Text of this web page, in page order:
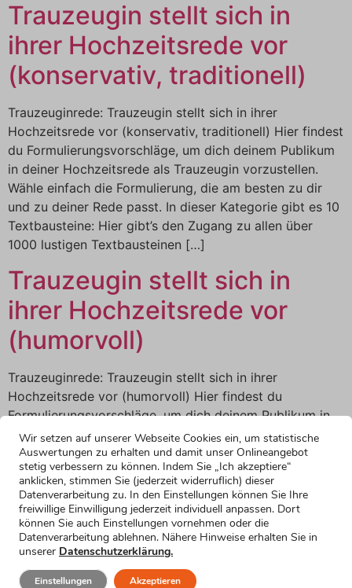
Trauzeugin stellt sich in
ihrer Hochzeitsrede vor
(konservativ, traditionell)
Trauzeuginrede: Trauzeugin stellt sich in ihrer
Hochzeitsrede vor (konservativ, traditionell) Hier findest
du Formulierungsvorschläge, um dich deinem Publikum
in deiner Hochzeitsrede als Trauzeugin vorzustellen.
Wähle einfach die Formulierung, die am besten zu dir
und zu deiner Rede passt. In dieser Kategorie gibt es 10
Textbausteine: Hier gibt’s den Zugang zu allen über
1000 lustigen Textbausteinen […]
Trauzeugin stellt sich in
ihrer Hochzeitsrede vor
(humorvoll)
Trauzeuginrede: Trauzeugin stellt sich in ihrer
Hochzeitsrede vor (humorvoll) Hier findest du
Formulierungsvorschläge, um dich deinem Publikum in
deiner Hochzeitsrede als Trauzeugin vorzustellen. Wähle
einfach die Formulierung, die am besten zu dir und zu
deiner Rede passt. In dieser Kategorie gibt es 11
Textbausteine: Hier gibt’s den Zugang zu allen über
1000 lustigen Textbausteinen Jetzt […]
Wir setzen auf unserer Webseite Cookies ein, um statistische
Auswertungen zu erhalten und damit unser Onlineangebot
stetig verbessern zu können. Indem Sie „Ich akzeptiere“
anklicken, stimmen Sie (jederzeit widerruflich) dieser
Datenverarbeitung zu. In den Einstellungen können Sie Ihre
freiwillige Einwilligung jederzeit individuell anpassen. Dort
können Sie auch Einstellungen vornehmen oder die
Datenverarbeitung ablehnen. Nähere Hinweise erhalten Sie in
unserer Datenschutzerklärung.
Akzeptieren
Einstellungen